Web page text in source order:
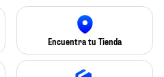
Encuentra tu Tienda